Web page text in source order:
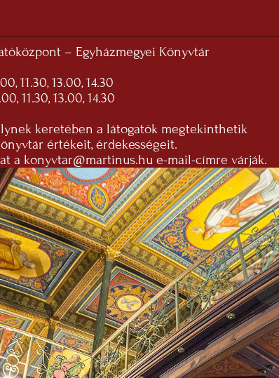
– Egyházmegyei Könyvtár
13.00, 14.30
13.00, 14.30
keretében a látogatók megtekinthetik
értékeit, érdekességeit.
a konyvtar@martinus.hu e-mail-címre várják.